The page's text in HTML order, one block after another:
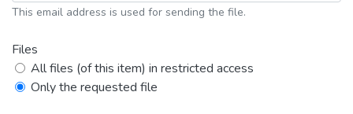
This email address is used for sending the file.
Files
All files (of this item) in restricted access
Only the requested file